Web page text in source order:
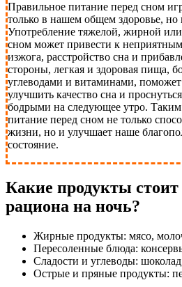
Правильное питание перед сном
только в нашем общем здоровье, но
Употребление тяжелой, жирной
сном может привести к
изжога, расстройство сна и
стороны, легкая и здоровая пища,
углеводами и витаминами, поможет
улучшить качество сна и
бодрыми на следующее утро. Таким
питание перед сном не только
жизни, но и улучшает наше
состояние.
Какие продукты
рациона на ночь?
Жирные продукты: мясо,
Пересоленные блюда:
Сладости и углеводы:
Острые и пряные продукты: